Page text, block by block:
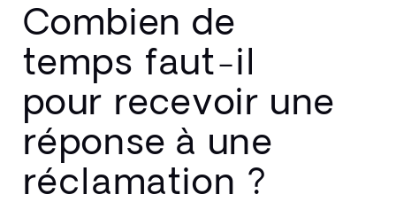
Combien de
temps faut-il
pour recevoir une
réponse à une
réclamation ?